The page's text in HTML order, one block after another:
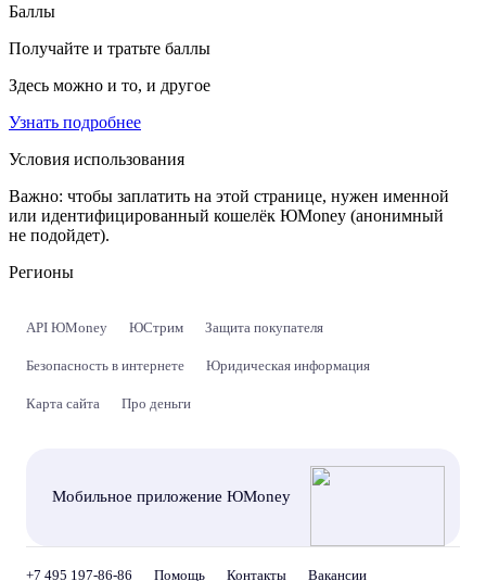
Баллы
Получайте и тратьте баллы
Здесь можно и то, и другое
Узнать подробнее
Условия использования
Важно: чтобы заплатить на этой странице, нужен именной
или идентифицированный кошелёк ЮMoney (анонимный
не подойдет).
Регионы
API ЮMoney ЮСтрим Защита покупателя
Безопасность в интернете Юридическая информация
Карта сайта Про деньги
Мобильное приложение ЮMoney
+7 495 197-86-86 Помощь Контакты Вакансии